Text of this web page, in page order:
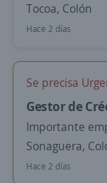
Tocoa, Colón
Hace 2 días
Se precisa
Gestor de
Importante
Sonaguera,
Hace 2 días